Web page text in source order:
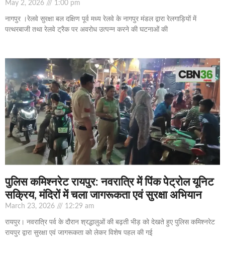
May 2, 2026 1:00 pm
नागपुर ।रेलवे सुरक्षा बल दक्षिण पूर्व मध्य रेलवे के नागपुर मंडल द्वारा रेलगाड़ियों में
पत्थरबाजी तथा रेलवे ट्रैक पर अवरोध उत्पन्न करने की घटनाओं की
पुलिस कमिश्नरेट रायपुर: नवरात्रि में पिंक पेट्रोल यूनिट
सक्रिय, मंदिरों में चला जागरूकता एवं सुरक्षा अभियान
March 23, 2026 12:29 am
रायपुर। नवरात्रि पर्व के दौरान श्रद्धालुओं की बढ़ती भीड़ को देखते हुए पुलिस कमिश्नरेट
रायपुर द्वारा सुरक्षा एवं जागरूकता को लेकर विशेष पहल की गई